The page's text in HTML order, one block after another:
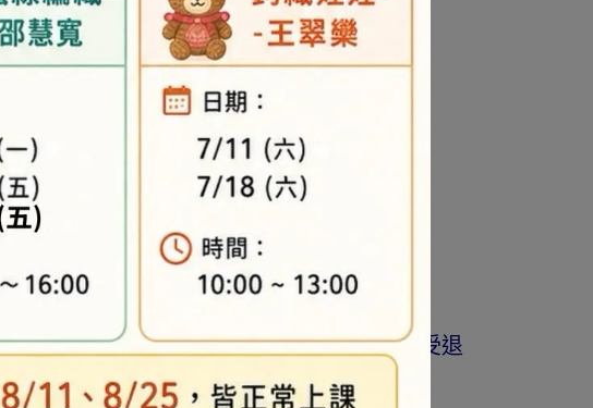
際出貨商品為準。
…等)，與著作權商品(如書籍…等)，恕不接受退